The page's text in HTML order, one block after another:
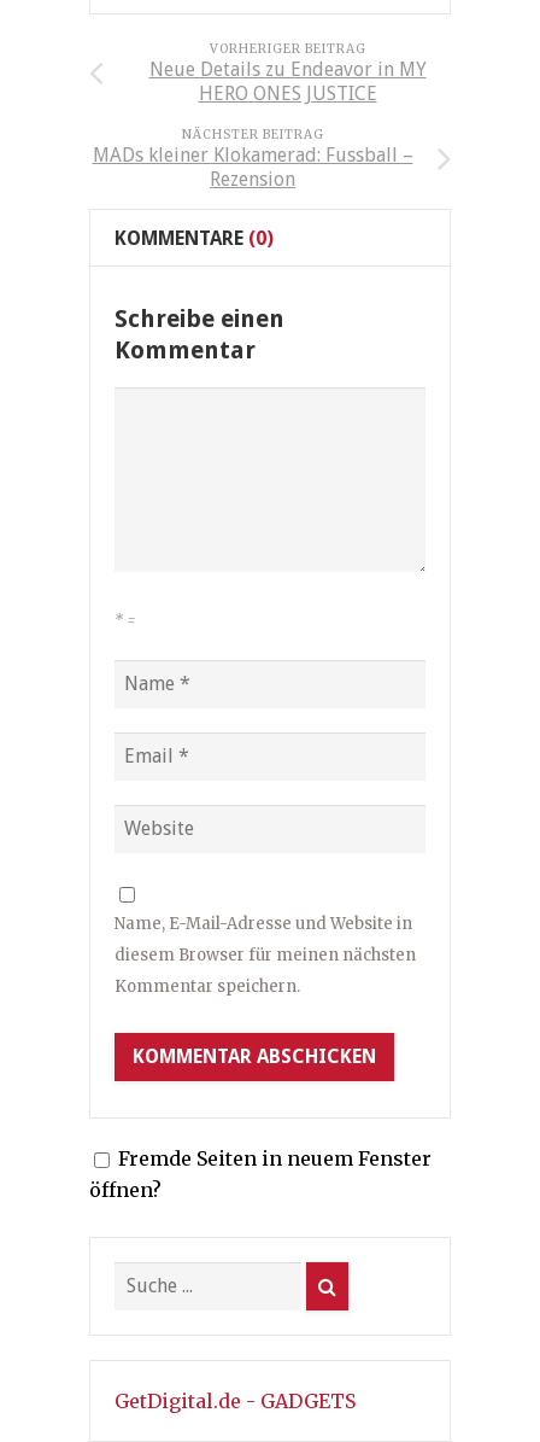
VORHERIGER BEITRAG
Neue Details zu Endeavor in MY
HERO ONES JUSTICE
NÄCHSTER BEITRAG
MADs kleiner Klokamerad: Fussball –
Rezension
KOMMENTARE (0)
Schreibe einen
Kommentar
* =
Name, E-Mail-Adresse und Website in
diesem Browser für meinen nächsten
Kommentar speichern.
Fremde Seiten in neuem Fenster
öffnen?
GetDigital.de - GADGETS